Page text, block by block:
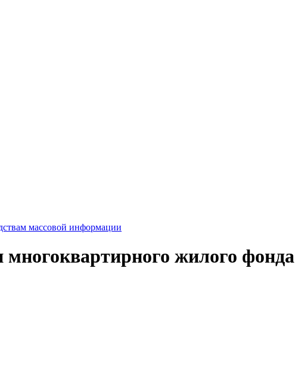
массовой информации
многоквартирного жилого фонда